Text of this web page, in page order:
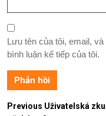
Lưu tên của tôi, email,
bình luận kế tiếp của tôi.
Previous Uživatelská